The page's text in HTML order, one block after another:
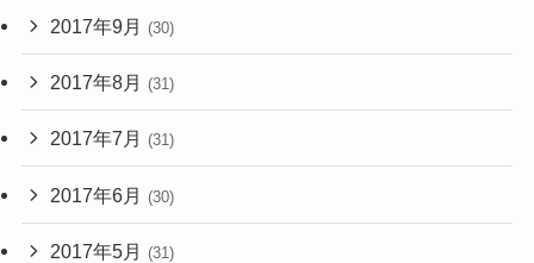
2017年9月 (30)
2017年8月 (31)
2017年7月 (31)
2017年6月 (30)
2017年5月 (31)